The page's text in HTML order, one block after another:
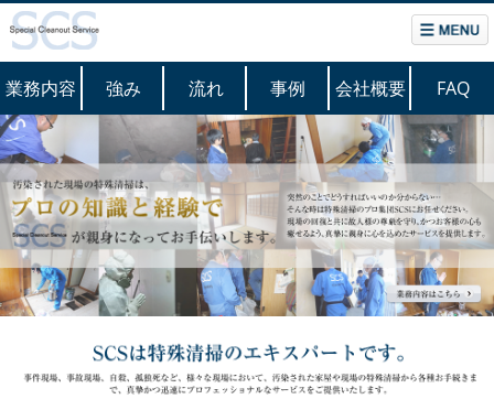
業務内容 強み 流れ 事例 会社概要 FAQ
当社の強みはこちら